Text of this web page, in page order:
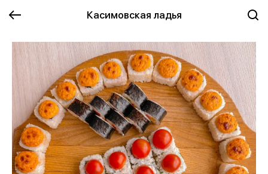
Касимовская ладья